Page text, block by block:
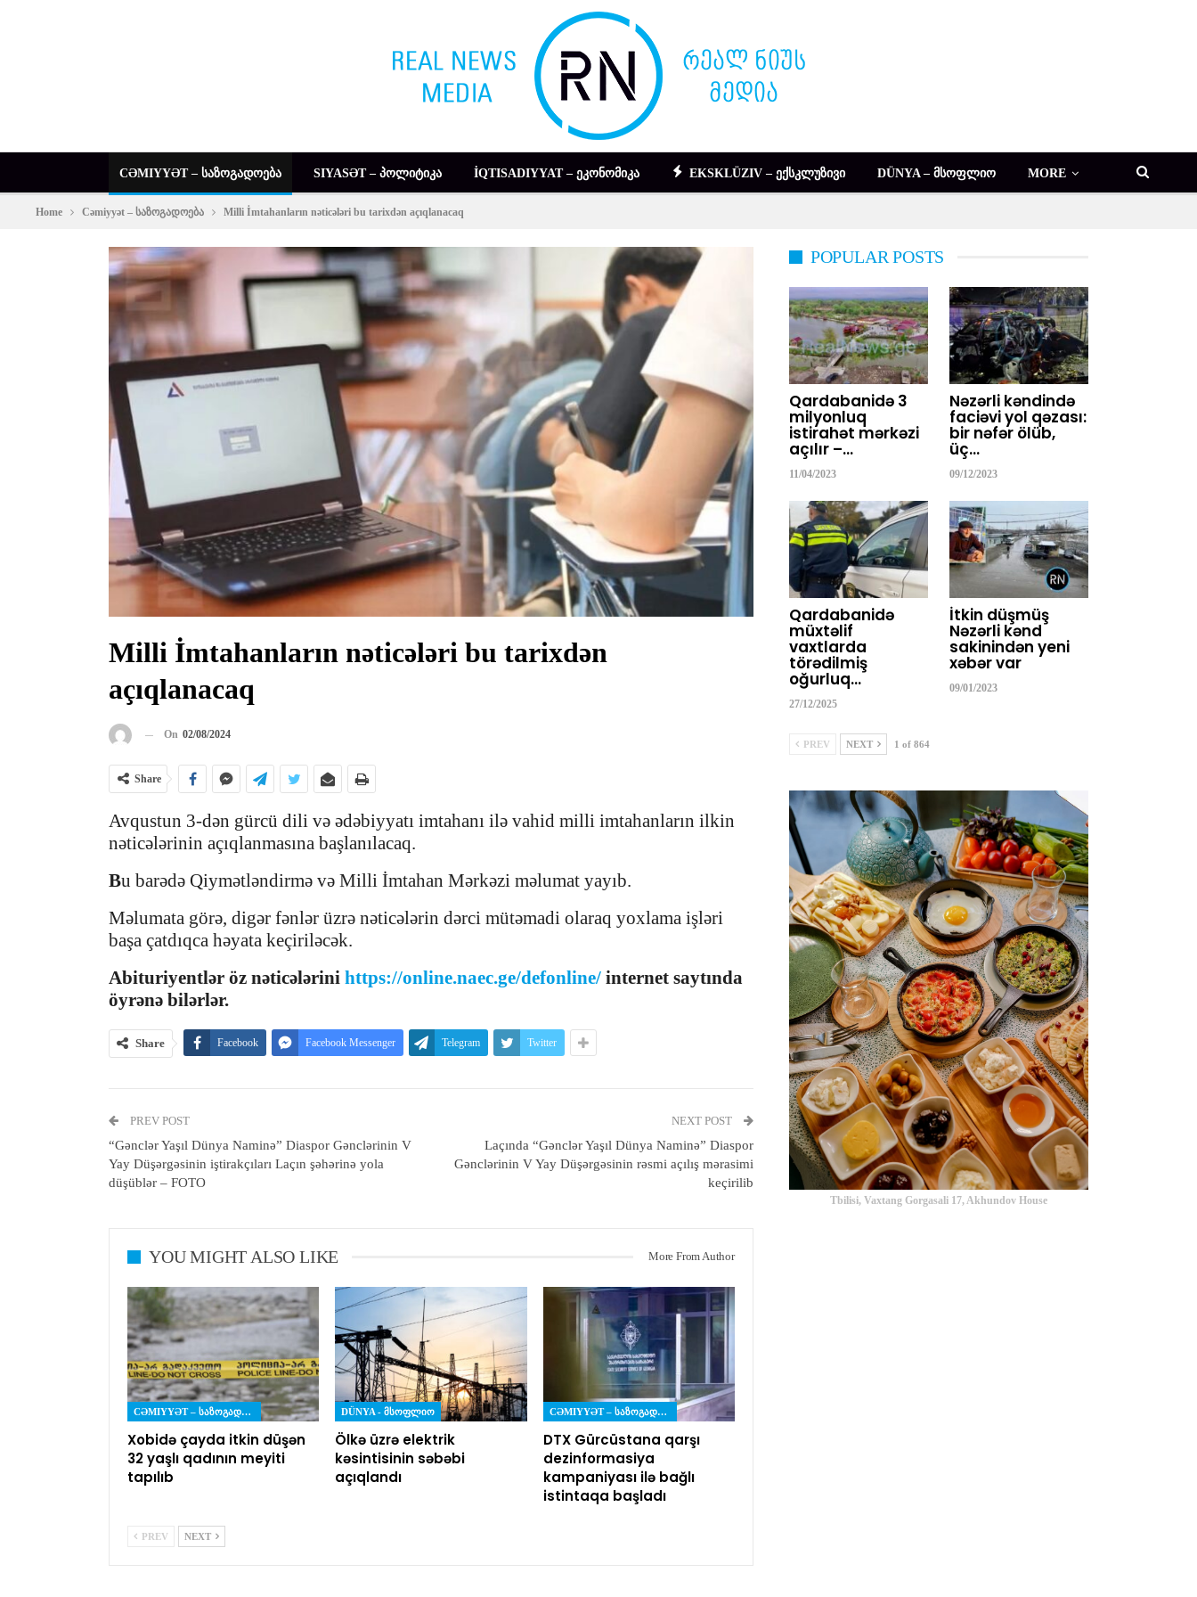
CƏMIYYƏT – ᲡᲐᲖᲝᲒᲐᲓᲝᲔᲑᲐ SIYASƏT – ᲞᲝᲚᲘᲢᲘᲙᲐ İQTISADIYYAT – ᲔᲙᲝᲜᲝᲛᲘᲙᲐ EKSKLÜZIV – ᲔᲥᲡᲙᲚᲣᲖᲘᲕᲘ DÜNYA – ᲛᲡᲝᲤᲚᲘᲝ MORE
Home Cəmiyyət – საზოგადოება Milli İmtahanların nəticələri bu tarixdən açıqlanacaq
Milli İmtahanların nəticələri bu tarixdən
açıqlanacaq
On 02/08/2024
Share
Avqustun 3-dən gürcü dili və ədəbiyyatı imtahanı ilə vahid milli imtahanların ilkin
nəticələrinin açıqlanmasına başlanılacaq.
Bu barədə Qiymətləndirmə və Milli İmtahan Mərkəzi məlumat yayıb.
Məlumata görə, digər fənlər üzrə nəticələrin dərci mütəmadi olaraq yoxlama işləri
başa çatdıqca həyata keçiriləcək.
Abituriyentlər öz nəticələrini https://online.naec.ge/defonline/ internet saytında
öyrənə bilərlər.
Share Facebook Facebook Messenger Telegram Twitter
PREV POST
“Gənclər Yaşıl Dünya Naminə” Diaspor Gənclərinin V
Yay Düşərgəsinin iştirakçıları Laçın şəhərinə yola
düşüblər – FOTO
NEXT POST
Laçında “Gənclər Yaşıl Dünya Naminə” Diaspor
Gənclərinin V Yay Düşərgəsinin rəsmi açılış mərasimi
keçirilib
YOU MIGHT ALSO LIKE More From Author
CƏMIYYƏT – ᲡᲐᲖᲝᲒᲐᲓᲝᲔᲑᲐ
Xobidə çayda itkin düşən
32 yaşlı qadının meyiti
tapılıb
DÜNYA - ᲛᲡᲝᲤᲚᲘᲝ
Ölkə üzrə elektrik
kəsintisinin səbəbi
açıqlandı
CƏMIYYƏT – ᲡᲐᲖᲝᲒᲐᲓᲝᲔᲑᲐ
DTX Gürcüstana qarşı
dezinformasiya
kampaniyası ilə bağlı
istintaqa başladı
PREV NEXT
POPULAR POSTS
Qardabanidə 3
milyonluq
istirahət mərkəzi
açılır –…
11/04/2023
Nəzərli kəndində
faciəvi yol qəzası:
bir nəfər ölüb,
üç…
09/12/2023
Qardabanidə
müxtəlif
vaxtlarda
törədilmiş
oğurluq…
27/12/2025
İtkin düşmüş
Nəzərli kənd
sakinindən yeni
xəbər var
09/01/2023
PREV NEXT 1 of 864
Tbilisi, Vaxtang Gorgasali 17, Akhundov House